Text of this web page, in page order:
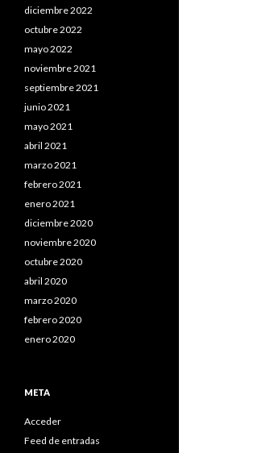
diciembre 2022
octubre 2022
mayo 2022
noviembre 2021
septiembre 2021
junio 2021
mayo 2021
abril 2021
marzo 2021
febrero 2021
enero 2021
diciembre 2020
noviembre 2020
octubre 2020
abril 2020
marzo 2020
febrero 2020
enero 2020
META
Acceder
Feed de entradas